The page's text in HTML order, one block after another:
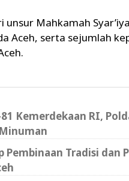
Mahkamah
Aceh, serta sejumlah
Kemerdekaan RI,
Pembinaan Tradisi dan